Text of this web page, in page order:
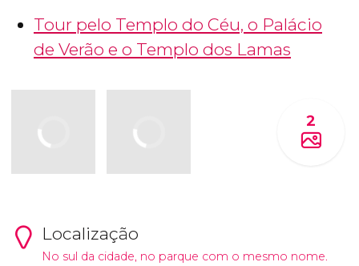
Tour pelo Templo do Céu, o Palácio
de Verão e o Templo dos Lamas
2
Localização
No sul da cidade, no parque com o mesmo nome.